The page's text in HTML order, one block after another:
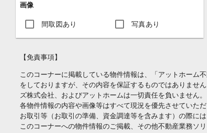
画像
間取図あり 写真あり
【免責事項】
このコーナーに掲載している物件情報は、「アットホーム
をしておりますが、その内容を保証するものではありませ
ズ株式会社、およびアットホームは一切責任を負いません。
各物件情報の内容や画像等はすべて現況を優先させていただ
お取引等（お取引の準備、資金調達等を含みます）の際に
このコーナーへの物件情報のご掲載、その他不動産業務ソ